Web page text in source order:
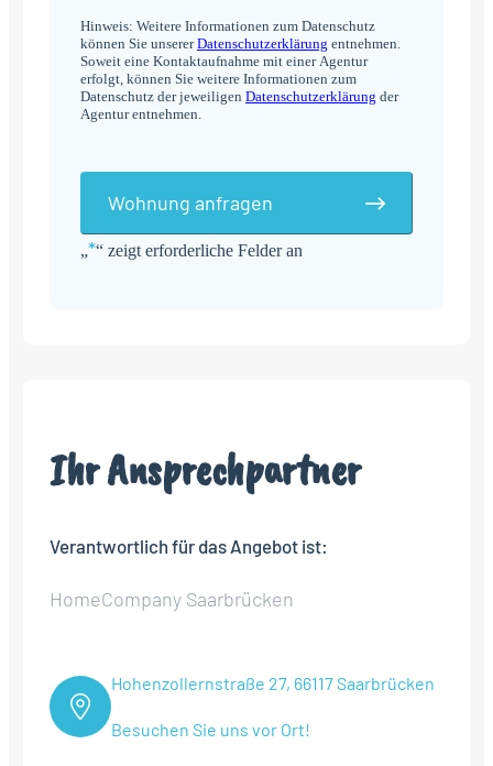
„*“ zeigt erforderliche Felder an
Hinweis: Weitere Informationen zum Datenschutz
können Sie unsererDatenschutzerklärung entnehmen.
Soweit eine Kontaktaufnahme mit einer Agentur
erfolgt, können Sie weitere Informationen zum
Datenschutz der jeweiligen Datenschutzerklärung der
Agentur entnehmen.
Wohnung anfragen
Ihr Ansprechpartner
Verantwortlich für das Angebot ist:
HomeCompany Saarbrücken
Hohenzollernstraße 27, 66117 Saarbrücken
Besuchen Sie uns vor Ort!